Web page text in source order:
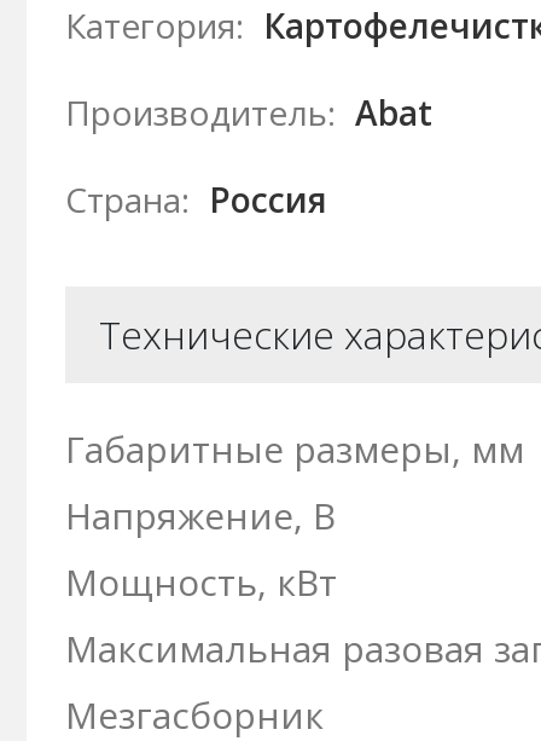
Категория:
Производитель: Abat
Страна: Россия
Технические
Габаритные размеры, мм
Напряжение, В
Мощность, кВт
Максимальная разовая
Мезгасборник